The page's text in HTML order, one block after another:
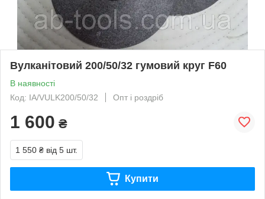
Вулканітовий 200/50/32 гумовий круг F60
В наявності
Код: IA/VULK200/50/32
Опт і роздріб
1 600 ₴
1 550 ₴ від 5 шт.
Купити